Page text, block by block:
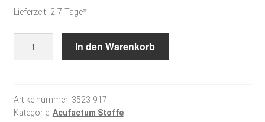
Lieferzeit: 2-7 Tage*
In den Warenkorb
Artikelnummer: 3523-917
Kategorie: Acufactum Stoffe